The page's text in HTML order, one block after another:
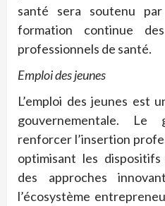
santé sera soutenu
formation continue
professionnels de santé.
Emploi des jeunes
L’emploi des jeunes est
gouvernementale. Le
renforcer l’insertion
optimisant les
des approches
l’écosystème